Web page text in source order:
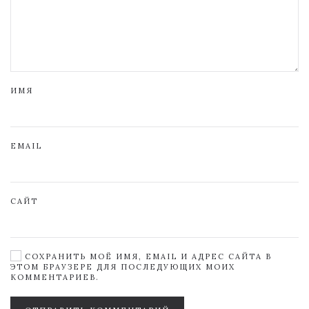
ИМЯ
EMAIL
САЙТ
СОХРАНИТЬ МОЁ ИМЯ, EMAIL И АДРЕС САЙТА В
ЭТОМ БРАУЗЕРЕ ДЛЯ ПОСЛЕДУЮЩИХ МОИХ
КОММЕНТАРИЕВ.